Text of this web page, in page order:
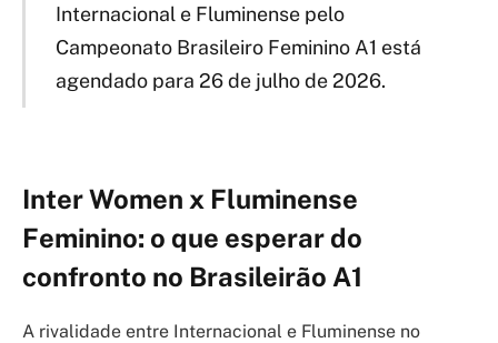
Internacional e Fluminense pelo
Campeonato Brasileiro Feminino A1 está
agendado para 26 de julho de 2026.
Inter Women x Fluminense
Feminino: o que esperar do
confronto no Brasileirão A1
A rivalidade entre Internacional e Fluminense no